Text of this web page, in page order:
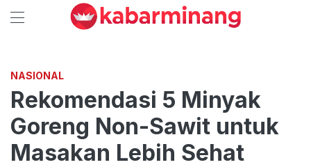
NASIONAL
Rekomendasi 5 Minyak
Goreng Non-Sawit untuk
Masakan Lebih Sehat